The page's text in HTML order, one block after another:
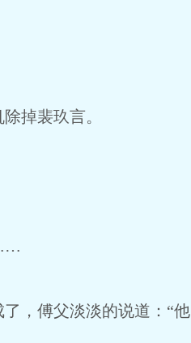
掉裴玖言。
，傅父淡淡的说道：“他